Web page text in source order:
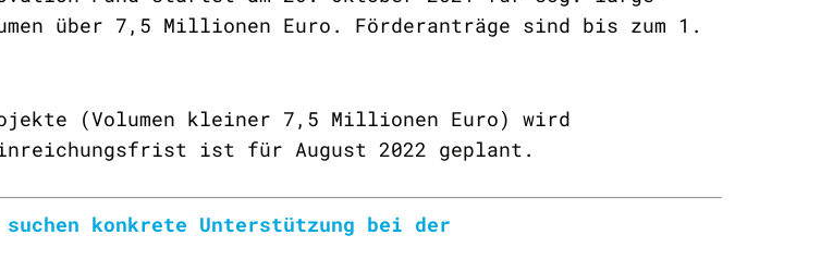
über 7,5 Millionen Euro. Förderanträge sind bis zum 1.
(Volumen kleiner 7,5 Millionen Euro) wird
ist für August 2022 geplant.
konkrete Unterstützung bei der